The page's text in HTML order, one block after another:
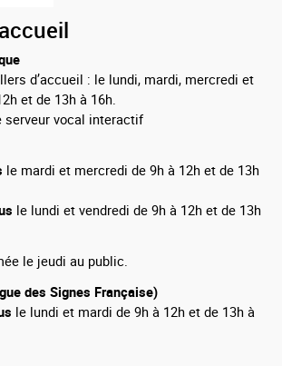
d’accueil : le lundi, mardi, mercredi et
et de 13h à 16h.
serveur vocal interactif
le mardi et mercredi de 9h à 12h et de 13h
le lundi et vendredi de 9h à 12h et de 13h
le jeudi au public.
des Signes Française)
le lundi et mardi de 9h à 12h et de 13h à